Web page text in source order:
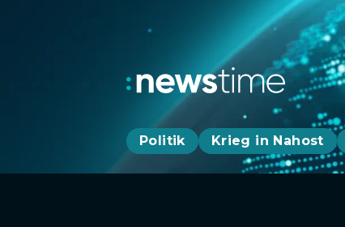
Politik Krieg in Nahost